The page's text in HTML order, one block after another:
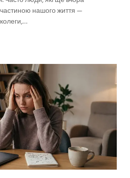
нашого життя —
колеги,…